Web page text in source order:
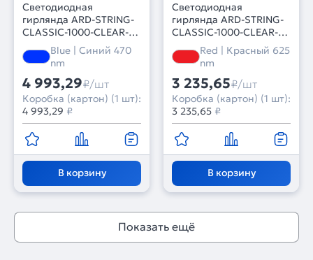
Светодиодная
гирлянда ARD-STRING-
CLASSIC-1000-CLEAR-
100LED-PULSE Blue
(230V, 7W) (Ardecoled,
IP65, 1 год)
Blue | Синий 470
nm
4 993,29₽/шт
Коробка (картон) (1 шт):
4 993,29 ₽
В корзину
Светодиодная
гирлянда ARD-STRING-
CLASSIC-1000-CLEAR-
100LED-PULSE Red
(230V, 7W) (Ardecoled,
IP65, 1 год)
Red | Красный 625
nm
3 235,65₽/шт
Коробка (картон) (1 шт):
3 235,65 ₽
В корзину
Показать ещё